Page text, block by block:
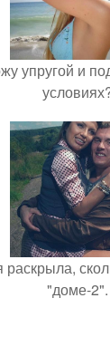
упругой и
раскрыла,
"доме-2".